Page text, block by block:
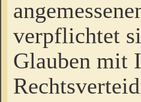
verpflichtet
Glauben mit